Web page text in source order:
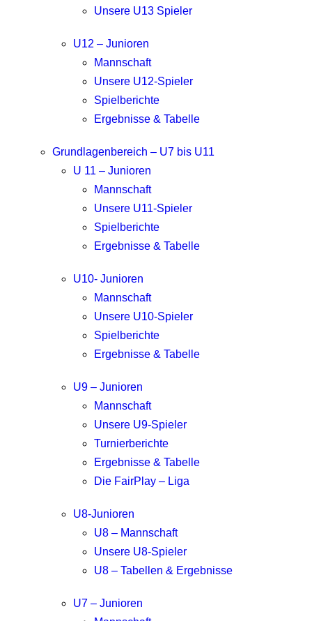
Unsere U13 Spieler
U12 – Junioren
Mannschaft
Unsere U12-Spieler
Spielberichte
Ergebnisse & Tabelle
Grundlagenbereich – U7 bis U11
U 11 – Junioren
Mannschaft
Unsere U11-Spieler
Spielberichte
Ergebnisse & Tabelle
U10- Junioren
Mannschaft
Unsere U10-Spieler
Spielberichte
Ergebnisse & Tabelle
U9 – Junioren
Mannschaft
Unsere U9-Spieler
Turnierberichte
Ergebnisse & Tabelle
Die FairPlay – Liga
U8-Junioren
U8 – Mannschaft
Unsere U8-Spieler
U8 – Tabellen & Ergebnisse
U7 – Junioren